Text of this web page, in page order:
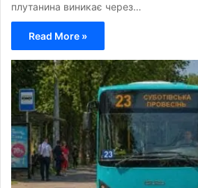
плутанина виникає через…
Read More »